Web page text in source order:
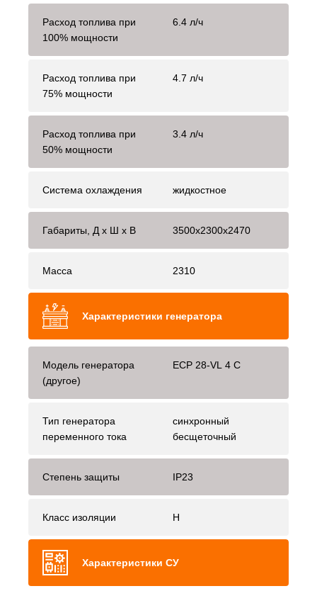
Расход топлива при
100% мощности
6.4 л/ч
Расход топлива при
75% мощности
4.7 л/ч
Расход топлива при
50% мощности
3.4 л/ч
Система охлаждения жидкостное
Габариты, Д x Ш x В 3500x2300x2470
Масса 2310
Характеристики генератора
Модель генератора
(другое)
ECP 28-VL 4 C
Тип генератора
переменного тока
синхронный
бесщеточный
Степень защиты IP23
Класс изоляции H
Характеристики СУ